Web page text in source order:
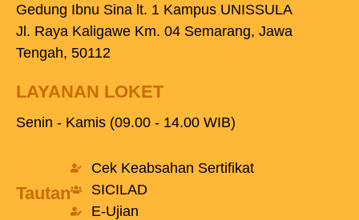
Gedung Ibnu Sina lt. 1 Kampus UNISSULA
Jl. Raya Kaligawe Km. 04 Semarang, Jawa
Tengah, 50112
LAYANAN LOKET
Senin - Kamis (09.00 - 14.00 WIB)
Tautan
Cek Keabsahan Sertifikat
SICILAD
E-Ujian